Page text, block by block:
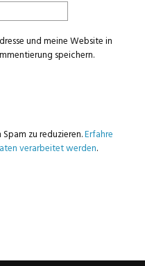
und meine Website in
speichern.
zu reduzieren.Erfahre
verarbeitet werden.